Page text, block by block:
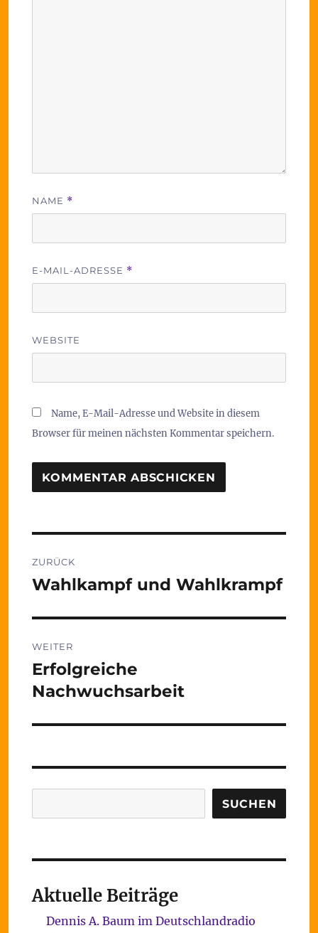
NAME *
E-MAIL-ADRESSE *
WEBSITE
Name, E-Mail-Adresse und Website in diesem
Browser für meinen nächsten Kommentar speichern.
ZURÜCK
Vorheriger
Wahlkampf und Wahlkrampf
WEITER
Nächster
Beitrag:
Erfolgreiche
Nachwuchsarbeit
SUCHEN
Aktuelle Beiträge
Dennis A. Baum im Deutschlandradio